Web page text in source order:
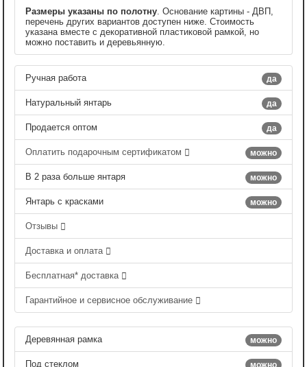
Размеры указаны по полотну . Основание картины - ДВП,
перечень других вариантов доступен ниже. Стоимость
указана вместе с декоративной пластиковой рамкой, но
можно поставить и деревьянную.
да
Ручная работа
да
Натуральный янтарь
да
Продается оптом
можно
Оплатить подарочным сертификатом
можно
В 2 раза больше янтаря
можно
Янтарь с красками
Отзывы
Доставка и оплата
Бесплатная* доставка
Гарантийное и сервисное обслуживание
можно
Деревянная рамка
можно
Под стеклом